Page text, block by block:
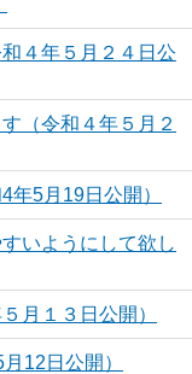
４年５月２４日公
（令和４年５月２
5月19日公開）
いようにして欲し
月１３日公開）
12日公開）